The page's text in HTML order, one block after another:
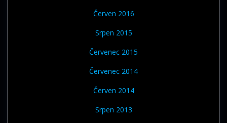
Červen 2016
Srpen 2015
Červenec 2015
Červenec 2014
Červen 2014
Srpen 2013